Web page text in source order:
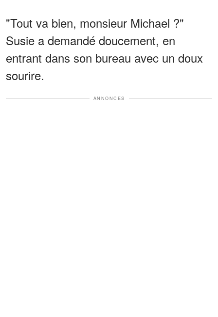
"Tout va bien, monsieur Michael ?"
Susie a demandé doucement, en
entrant dans son bureau avec un doux
sourire.
ANNONCES